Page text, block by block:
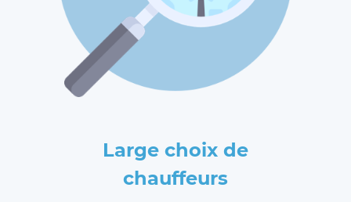
Large choix de
chauffeurs